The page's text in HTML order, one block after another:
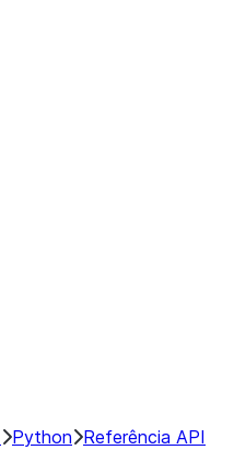
Python Referência API